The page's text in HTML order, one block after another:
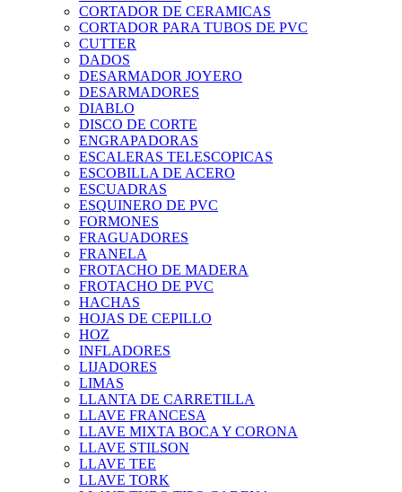
CORTADOR DE CERAMICAS
CORTADOR PARA TUBOS DE PVC
CUTTER
DADOS
DESARMADOR JOYERO
DESARMADORES
DIABLO
DISCO DE CORTE
ENGRAPADORAS
ESCALERAS TELESCOPICAS
ESCOBILLA DE ACERO
ESCUADRAS
ESQUINERO DE PVC
FORMONES
FRAGUADORES
FRANELA
FROTACHO DE MADERA
FROTACHO DE PVC
HACHAS
HOJAS DE CEPILLO
HOZ
INFLADORES
LIJADORES
LIMAS
LLANTA DE CARRETILLA
LLAVE FRANCESA
LLAVE MIXTA BOCA Y CORONA
LLAVE STILSON
LLAVE TEE
LLAVE TORK